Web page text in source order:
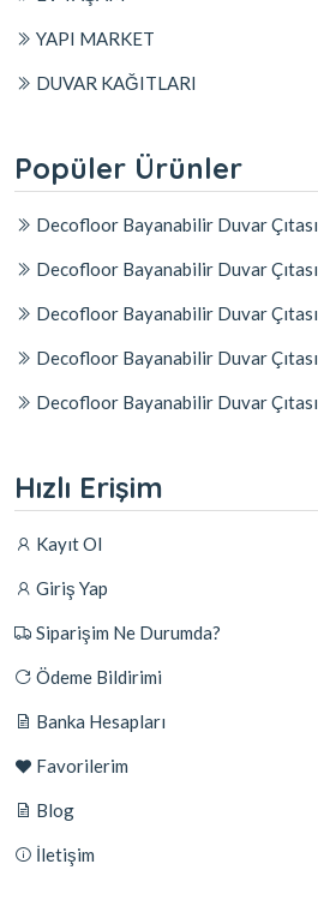
YAPI MARKET
DUVAR KAĞITLARI
Popüler Ürünler
Decofloor Bayanabilir Duvar
Decofloor Bayanabilir Duvar
Decofloor Bayanabilir Duvar
Decofloor Bayanabilir Duvar
Decofloor Bayanabilir Duvar
Hızlı Erişim
Kayıt Ol
Giriş Yap
Siparişim Ne Durumda?
Ödeme Bildirimi
Banka Hesapları
Favorilerim
Blog
İletişim